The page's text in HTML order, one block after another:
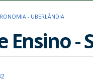
- UBERLÂNDIA
Ensino -